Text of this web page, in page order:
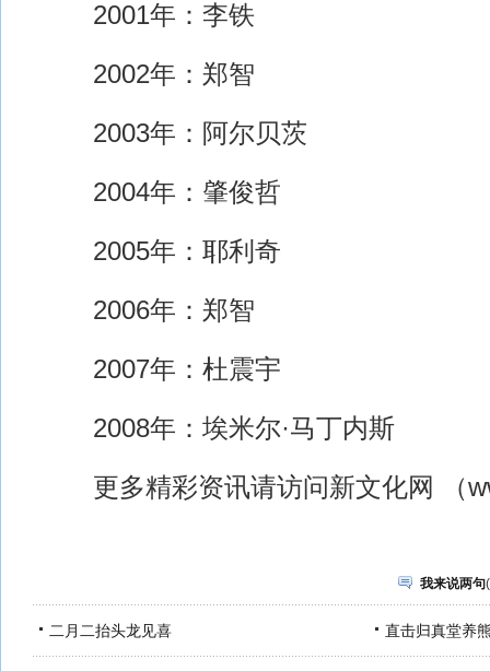
2001年：李铁
2002年：郑智
2003年：阿尔贝茨
2004年：肇俊哲
2005年：耶利奇
2006年：郑智
2007年：杜震宇
2008年：埃米尔·马丁内斯
更多精彩资讯请访问新文化网 （
我来说两句(
二月二抬头龙见喜 直击归真堂养